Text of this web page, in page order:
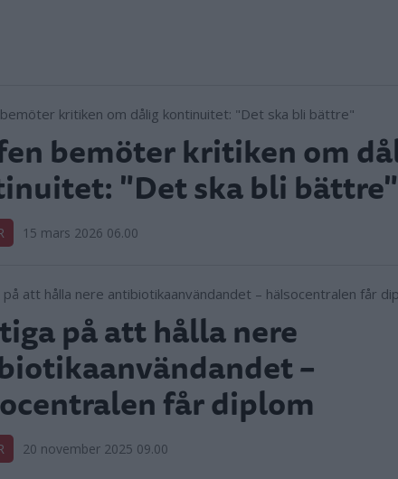
bemöter kritiken om
"Det ska bli bättre"
15 mars 2026 06.00
på att hålla nere
–
får diplom
20 november 2025 09.00